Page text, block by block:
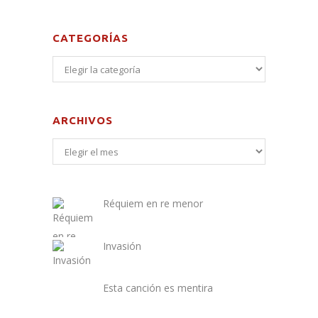
CATEGORÍAS
ARCHIVOS
Réquiem en re menor
Invasión
Esta canción es mentira